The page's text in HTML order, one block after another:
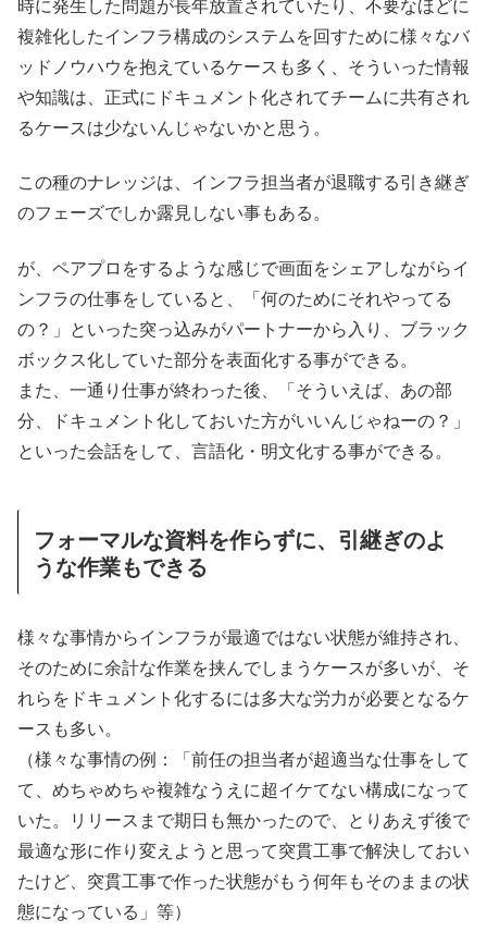
複雑化したインフラ構成のシステムを回すために様々なバ
ッドノウハウを抱えているケースも多く、そういった情報
や知識は、正式にドキュメント化されてチームに共有され
るケースは少ないんじゃないかと思う。
この種のナレッジは、インフラ担当者が退職する引き継ぎ
のフェーズでしか露見しない事もある。
が、ペアプロをするような感じで画面をシェアしながらイ
ンフラの仕事をしていると、「何のためにそれやってる
の？」といった突っ込みがパートナーから入り、ブラック
ボックス化していた部分を表面化する事ができる。
また、一通り仕事が終わった後、「そういえば、あの部
分、ドキュメント化しておいた方がいいんじゃねーの？」
といった会話をして、言語化・明文化する事ができる。
フォーマルな資料を作らずに、引継ぎのよ
うな作業もできる
様々な事情からインフラが最適ではない状態が維持され、
そのために余計な作業を挟んでしまうケースが多いが、そ
れらをドキュメント化するには多大な労力が必要となるケ
ースも多い。
（様々な事情の例：「前任の担当者が超適当な仕事をして
て、めちゃめちゃ複雑なうえに超イケてない構成になって
いた。リリースまで期日も無かったので、とりあえず後で
最適な形に作り変えようと思って突貫工事で解決しておい
たけど、突貫工事で作った状態がもう何年もそのままの状
態になっている」等）